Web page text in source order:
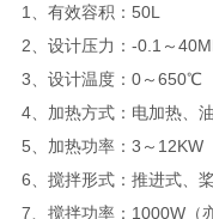
1、有效容积：50L
2、设计压力：-0.1～
3、设计温度：0～650℃
4、加热方式：电加热、
5、加热功率：3～12KW
6、搅拌形式：推进式、
7、搅拌功率：1000W（